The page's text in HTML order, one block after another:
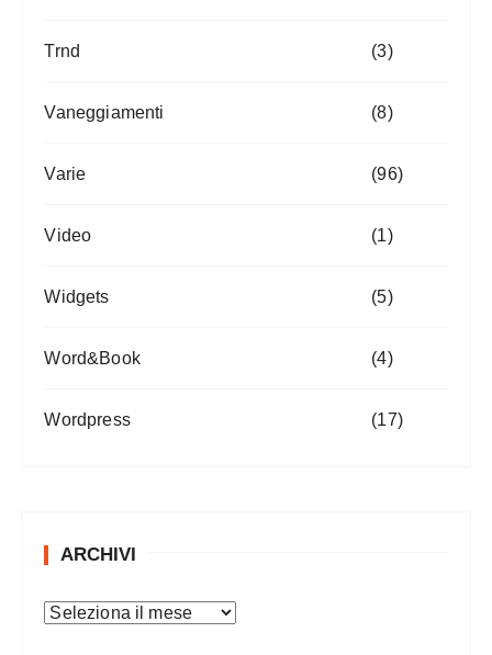
Trnd (3)
Vaneggiamenti (8)
Varie (96)
Video (1)
Widgets (5)
Word&Book (4)
Wordpress (17)
ARCHIVI
A